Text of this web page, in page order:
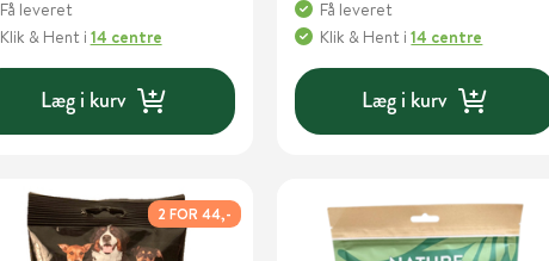
Få leveret
Klik & Hent i 14 centre
Læg i kurv
Få leveret
Klik & Hent i14 centre
Læg i kurv
2 FOR 44,-